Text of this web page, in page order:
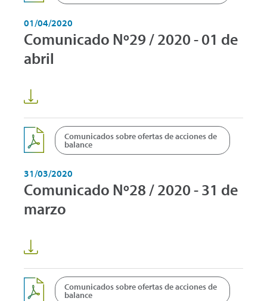
01/04/2020
Comunicado Nº29 / 2020 - 01 de
abril
Comunicados sobre ofertas de acciones de
balance
31/03/2020
Comunicado Nº28 / 2020 - 31 de
marzo
Comunicados sobre ofertas de acciones de
balance